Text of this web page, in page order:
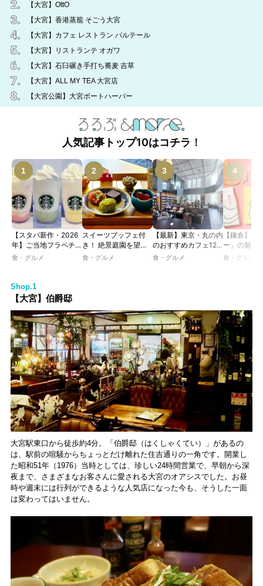
【大宮】OttO
【大宮】香港蒸籠 そごう大宮
【大宮】カフェ レストラン パルテール
【大宮】リストランテ オガワ
【大宮】石臼碾き手打ち蕎麦 吉草
【大宮】ALL MY TEA 大宮店
【大宮公園】大宮ボートハーバー
人気記事トップ10はコチラ！
【スタバ新作・2026
年】ご当地フラペチー
ノが新登場！ 地域と
JIMOTO
PROGRAM」が青
森・群馬・沖縄で始
動。6種類を飲んで実
食レポート
食・グルメ
スイーツブッフェ付
き！ 絶景庭園を望む
ホテルレストランで味
食・グルメ
【最新】東京・丸の内
のおすすめカフェ12
選｜ひとりでゆったり
食・グルメ
【鎌倉】「
ー」の魅力
説！ 定番商
食・グルメ
Shop.1
【大宮】伯爵邸
大宮駅東口から徒歩約4分。「伯爵邸（はくしゃくてい）」があるの
は、駅前の喧騒からちょっとだけ離れた住吉通りの一角です。開業し
た昭和51年（1976）当時としては、珍しい24時間営業で、早朝から深
夜まで、さまざまなお客さんに愛される大宮のオアシスでした。お昼
時や週末には行列ができるような人気店になった今も、そうした一面
は変わってはいません。